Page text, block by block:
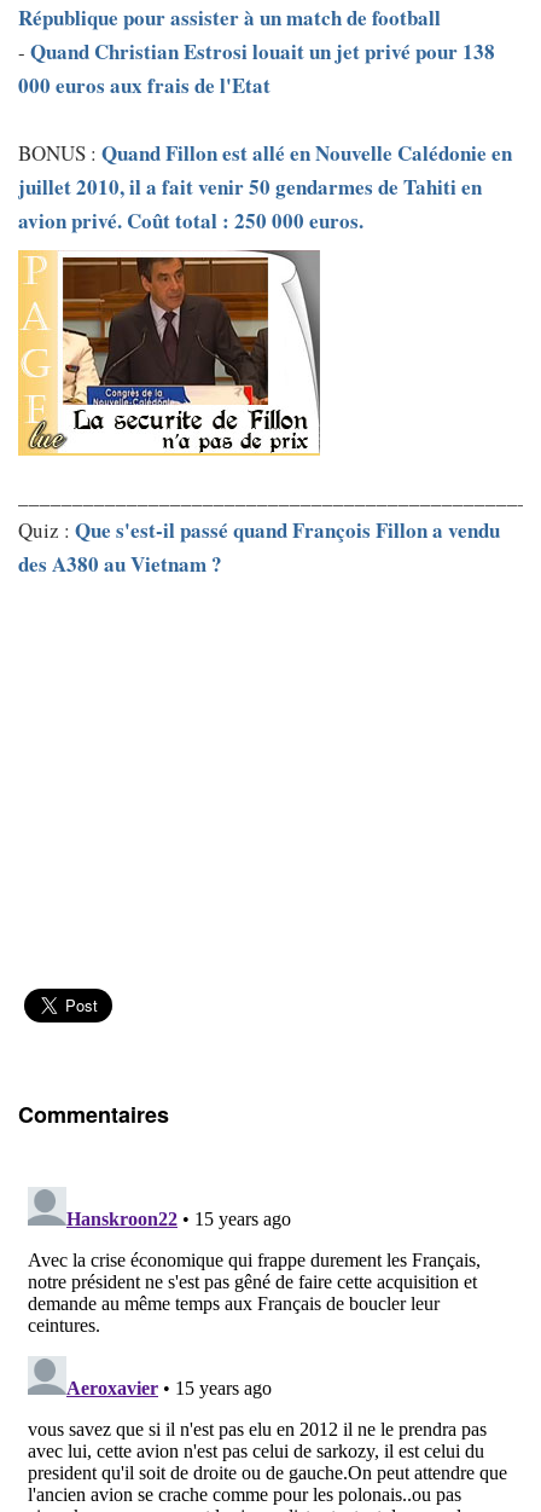
République pour assister à un match de football
- Quand Christian Estrosi louait un jet privé pour 138
000 euros aux frais de l'Etat
BONUS : Quand Fillon est allé en Nouvelle Calédonie en
juillet 2010, il a fait venir 50 gendarmes de Tahiti en
avion privé. Coût total : 250 000 euros.
Quiz : Que s'est-il passé quand François Fillon a vendu
des A380 au Vietnam ?
Commentaires